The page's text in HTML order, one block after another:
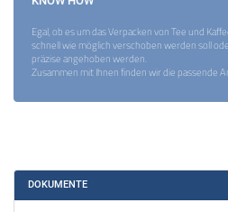
Egal, ob es um das Verpacken von Tee und
schnell wie möglich verschoben werden soll
präzise angehoben werden.
Zusammen mit Ihnen finden wir die passende
DOKUMENTE